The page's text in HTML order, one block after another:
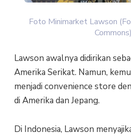
Foto Minimarket Lawson
Commons)
Lawson awalnya didirikan
Amerika Serikat. Namun,
menjadi convenience store
di Amerika dan Jepang.
Di Indonesia, Lawson